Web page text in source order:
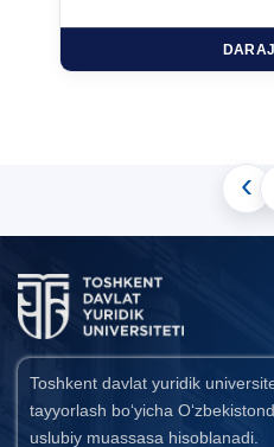
‹
Toshkent davlat yuridik
tayyorlash bo‘yicha
uslubiy muassasa hisoblanadi.